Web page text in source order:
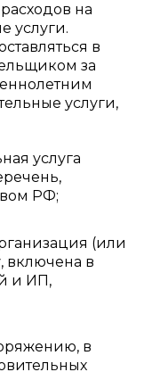
на
услуги.
в
за
услуги,
услуга
РФ;
(или
включена в
и ИП,
в